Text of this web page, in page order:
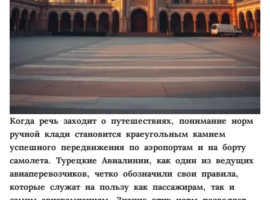
Когда речь заходит о путешествиях, понимание норм
ручной клади становится краеугольным камнем
успешного передвижения по аэропортам и на борту
самолета. Турецкие Авиалинии, как один из ведущих
авиаперевозчиков, четко обозначили свои правила,
которые служат на пользу как пассажирам, так и